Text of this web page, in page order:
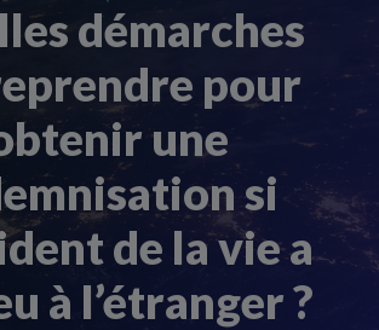
démarches
pour
une
si
de la vie a
à l’étranger ?